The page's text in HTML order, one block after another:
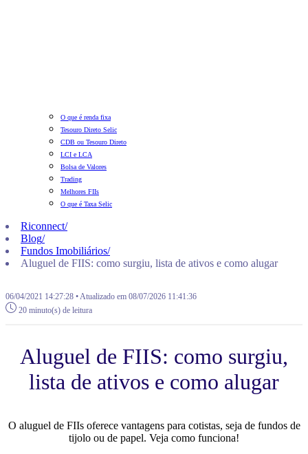
O que é renda fixa
Tesouro Direto Selic
CDB ou Tesouro Direto
LCI e LCA
Bolsa de Valores
Trading
Melhores FIIs
O que é Taxa Selic
Riconnect/
Blog/
Fundos Imobiliários/
Aluguel de FIIS: como surgiu, lista de ativos e como alugar
06/04/2021 14:27:28 • Atualizado em 08/07/2026 11:41:36
20 minuto(s) de leitura
Aluguel de FIIS: como surgiu,
lista de ativos e como alugar
O aluguel de FIIs oferece vantagens para cotistas, seja de fundos de
tijolo ou de papel. Veja como funciona!